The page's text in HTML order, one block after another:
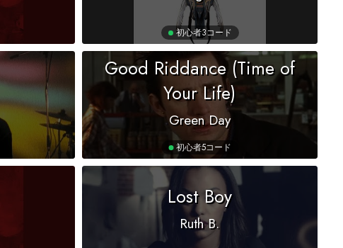
初心者3コード
Good Riddance (Time of
Your Life)
Green Day
初心者5コード
Lost Boy
Ruth B.